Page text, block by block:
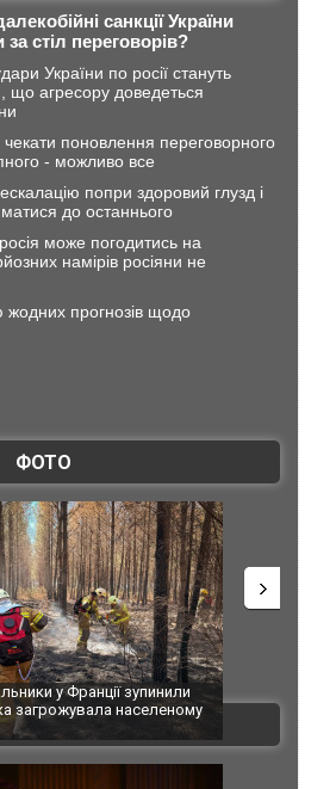
санкції України
стіл переговорів?
України по росії стануть
що агресору доведеться
поновлення переговорного
- можливо все
попри здоровий глузд і
до останнього
може погодитись на
намірів росіяни не
прогнозів щодо
ФОТО
вбивають українців: ГУР
західні компоненти у
Росіяни
ВІДЕО